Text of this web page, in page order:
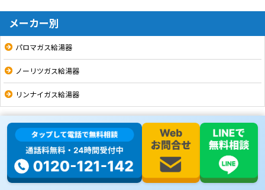
メーカー別
パロマガス給湯器
ノーリツガス給湯器
リンナイガス給湯器
シリーズ・機能リスト
16号
20号